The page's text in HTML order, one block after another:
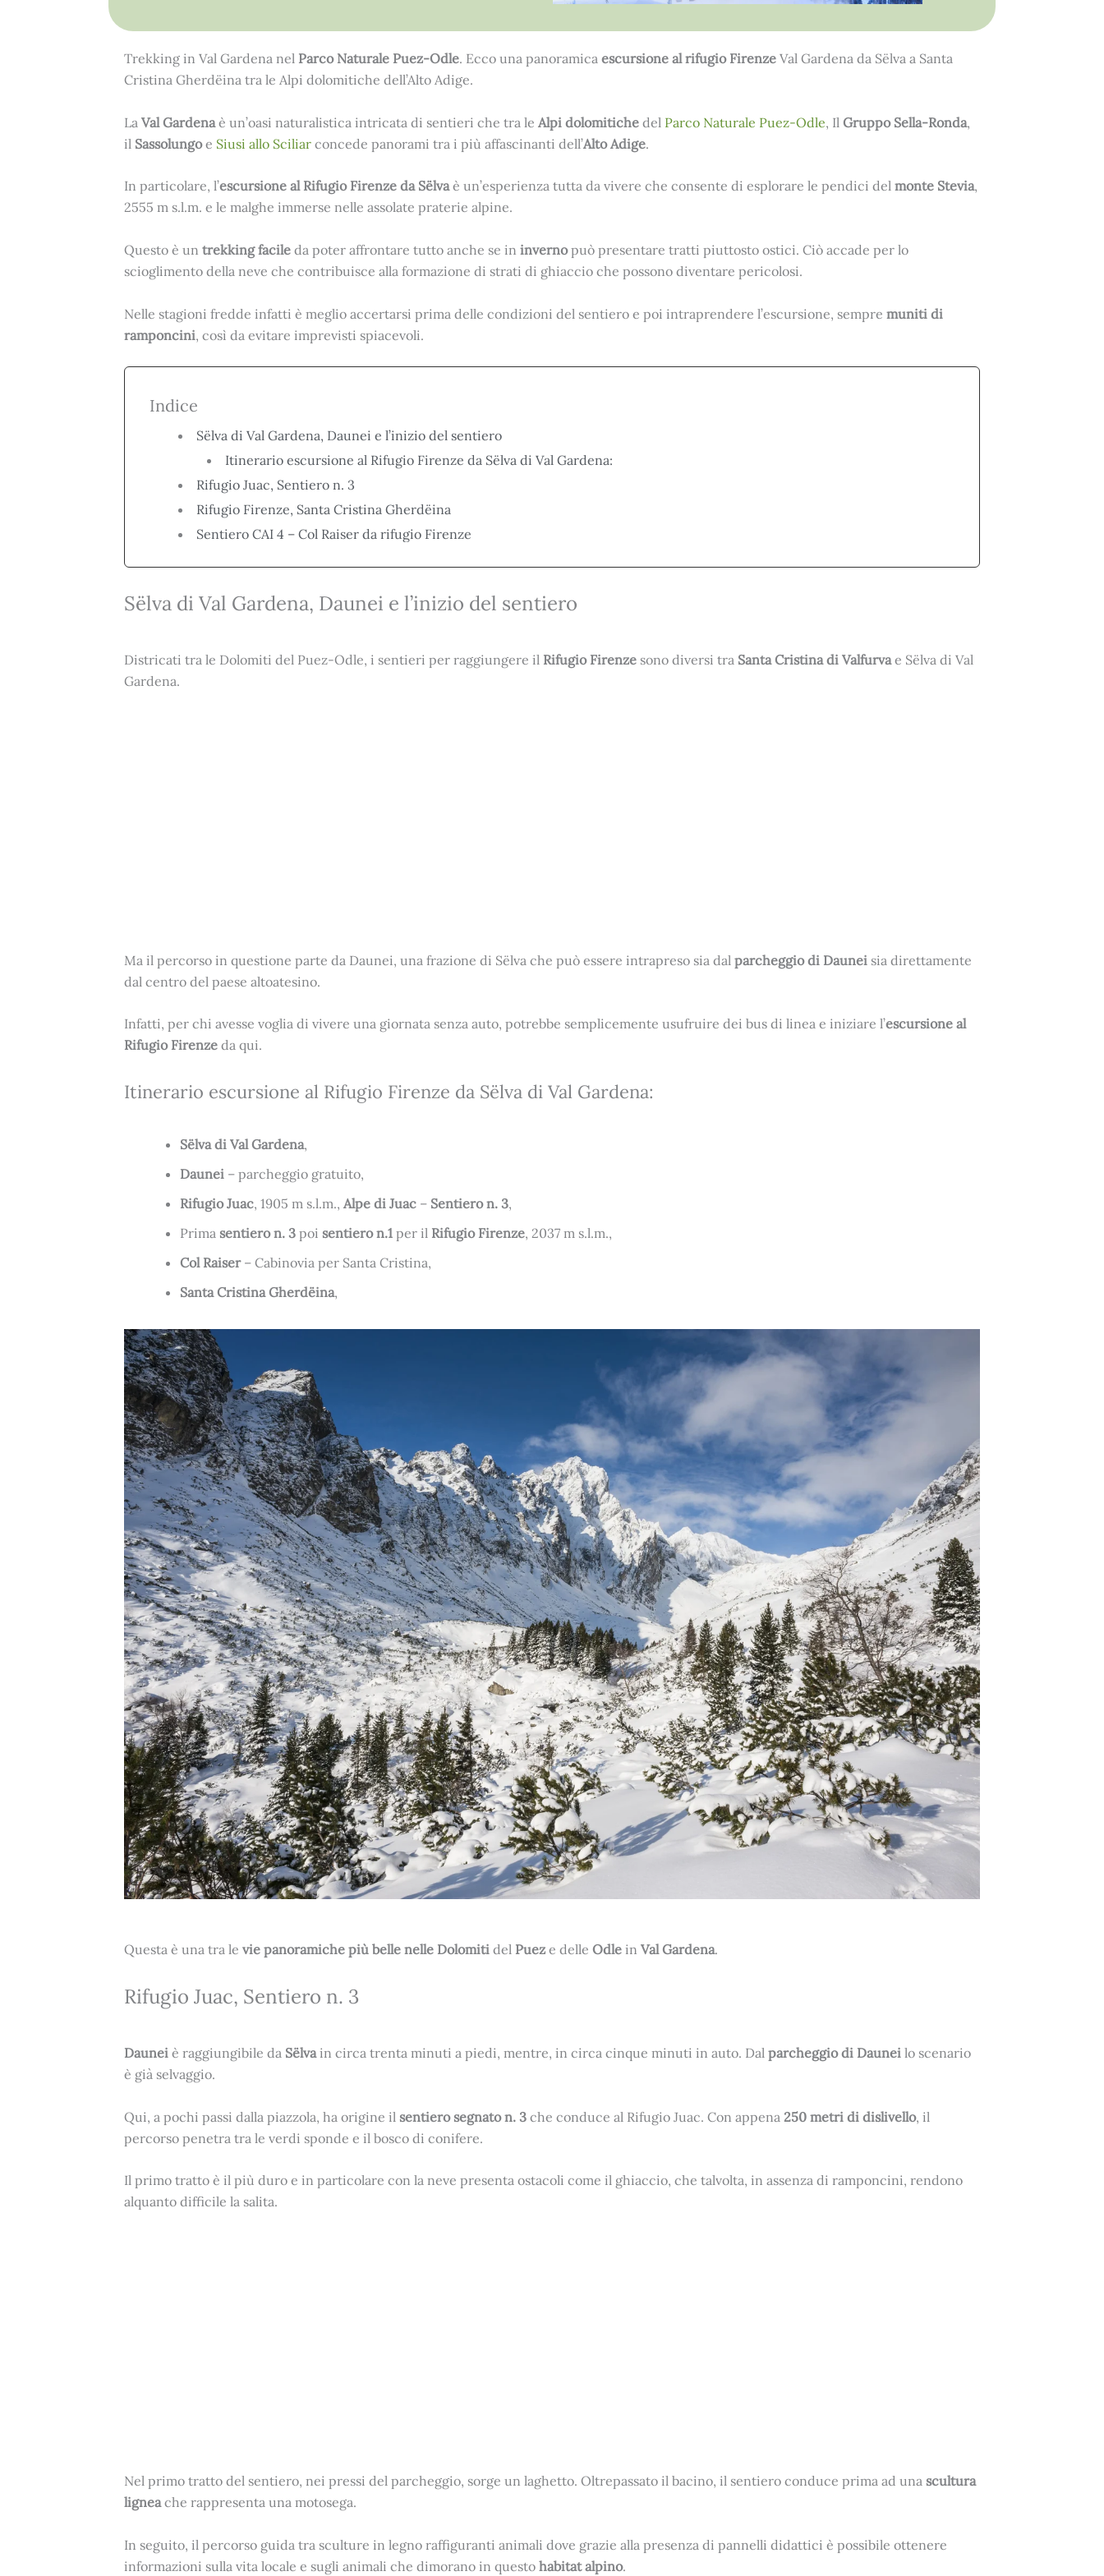
Trekking in Val Gardena nel Parco Naturale Puez-Odle. Ecco una panoramica escursione al rifugio Firenze Val Gardena da Sëlva a Santa
Cristina Gherdëina tra le Alpi dolomitiche dell’Alto Adige.
La Val Gardena è un’oasi naturalistica intricata di sentieri che tra le Alpi dolomitiche del Parco Naturale Puez-Odle, Il Gruppo Sella-Ronda,
il Sassolungoe Siusi allo Sciliar concede panorami tra i più affascinanti dell’Alto Adige.
In particolare, l’escursione al Rifugio Firenze da Sëlvaè un’esperienza tutta da vivere che consente di esplorare le pendici del monte Stevia,
2555 m s.l.m. e le malghe immerse nelle assolate praterie alpine.
Questo è un trekking facile da poter affrontare tutto anche se in invernopuò presentare tratti piuttosto ostici. Ciò accade per lo
scioglimento della neve che contribuisce alla formazione di strati di ghiaccio che possono diventare pericolosi.
Nelle stagioni fredde infatti è meglio accertarsi prima delle condizioni del sentiero e poi intraprendere l’escursione, sempre muniti di
ramponcini, così da evitare imprevisti spiacevoli.
Indice
Sëlva di Val Gardena, Daunei e l’inizio del sentiero
Itinerario escursione al Rifugio Firenze da Sëlva di Val Gardena:
Rifugio Juac, Sentiero n. 3
Rifugio Firenze, Santa Cristina Gherdëina
Sentiero CAI 4 – Col Raiser da rifugio Firenze
Sëlva di Val Gardena, Daunei e l’inizio del sentiero
Districati tra le Dolomiti del Puez-Odle, i sentieri per raggiungere il Rifugio Firenze sono diversi tra Santa Cristina di Valfurvae Sëlva di Val
Gardena.
Ma il percorso in questione parte da Daunei, una frazione di Sëlva che può essere intrapreso sia dal parcheggio di Daunei sia direttamente
dal centro del paese altoatesino.
Infatti, per chi avesse voglia di vivere una giornata senza auto, potrebbe semplicemente usufruire dei bus di linea e iniziare l’escursione al
Rifugio Firenze da qui.
Itinerario escursione al Rifugio Firenze da Sëlva di Val Gardena:
Sëlva di Val Gardena,
Daunei – parcheggio gratuito,
Rifugio Juac, 1905 m s.l.m., Alpe di Juac – Sentiero n. 3,
Prima sentiero n. 3 poi sentiero n.1 per il Rifugio Firenze, 2037 m s.l.m.,
Col Raiser– Cabinovia per Santa Cristina,
Santa Cristina Gherdëina,
Questa è una tra le vie panoramiche più belle nelle Dolomiti del Puez e delle Odle in Val Gardena.
Rifugio Juac, Sentiero n. 3
Daunei è raggiungibile da Sëlvain circa trenta minuti a piedi, mentre, in circa cinque minuti in auto. Dal parcheggio di Daunei lo scenario
è già selvaggio.
Qui, a pochi passi dalla piazzola, ha origine il sentiero segnato n. 3 che conduce al Rifugio Juac. Con appena 250 metri di dislivello, il
percorso penetra tra le verdi sponde e il bosco di conifere.
Il primo tratto è il più duro e in particolare con la neve presenta ostacoli come il ghiaccio, che talvolta, in assenza di ramponcini, rendono
alquanto difficile la salita.
Nel primo tratto del sentiero, nei pressi del parcheggio, sorge un laghetto. Oltrepassato il bacino, il sentiero conduce prima ad una scultura
lignea che rappresenta una motosega.
In seguito, il percorso guida tra sculture in legno raffiguranti animali dove grazie alla presenza di pannelli didattici è possibile ottenere
informazioni sulla vita locale e sugli animali che dimorano in questo habitat alpino.